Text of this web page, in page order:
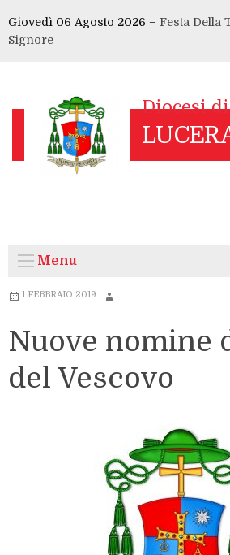
to
content
Giovedì 06 Agosto 2026 – Festa Della
Signore
Menu
1 FEBBRAIO 2019
Nuove nomine
del Vescovo